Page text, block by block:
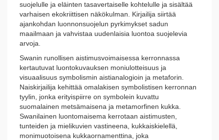
suojelulle ja eläinten tasavertaiselle kohtelulle ja sisältää
varhaisen ekokriittisen näkökulman. Kirjailija siirtää
ajankohdan luonnonsuojelun pyrkimykset sadun
maailmaan ja vahvistaa uudenlaisia luontoa suojelevia
arvoja.
Swanin runollisen aistimusvoimaisessa kerronnassa
kertautuvat luontokuvauksen moniulotteisuus ja
visuaalisuus symbolismin aistianalogioin ja metaforin.
Naiskirjailija kehittää omalakisen symbolistisen kerronnan
tyylin, jonka erityispiirre on symbolein kuvattu
suomalainen metsämaisena ja metamorfinen kukka.
Swanilainen luontomaisema kerrotaan aistimusten,
tunteiden ja mielikuvien vastineena, kukkaiskielellä,
monimuotoisena kukkaornamenttina, joka